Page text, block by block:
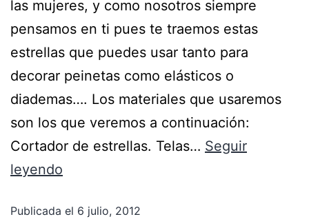
las mujeres, y como nosotros siempre
pensamos en ti pues te traemos estas
estrellas que puedes usar tanto para
decorar peinetas como elásticos o
diademas…. Los materiales que usaremos
son los que veremos a continuación:
Cortador de estrellas. Telas… Seguir
leyendo
Publicada el 6 julio, 2012